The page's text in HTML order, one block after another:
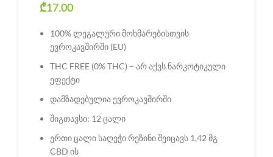
₾17.00
100% ლეგალური მოხმარებისთვის
ევროკავშირში (EU)
THC FREE (0% THC) – არ აქვს ნარკოტიკული
ეფექტი
დამზადებულია ევროკავშირში
შიგთავსი: 12 ცალი
ერთი ცალი საღეჭი რეზინი შეიცავს 1,42 მგ
CBD ის